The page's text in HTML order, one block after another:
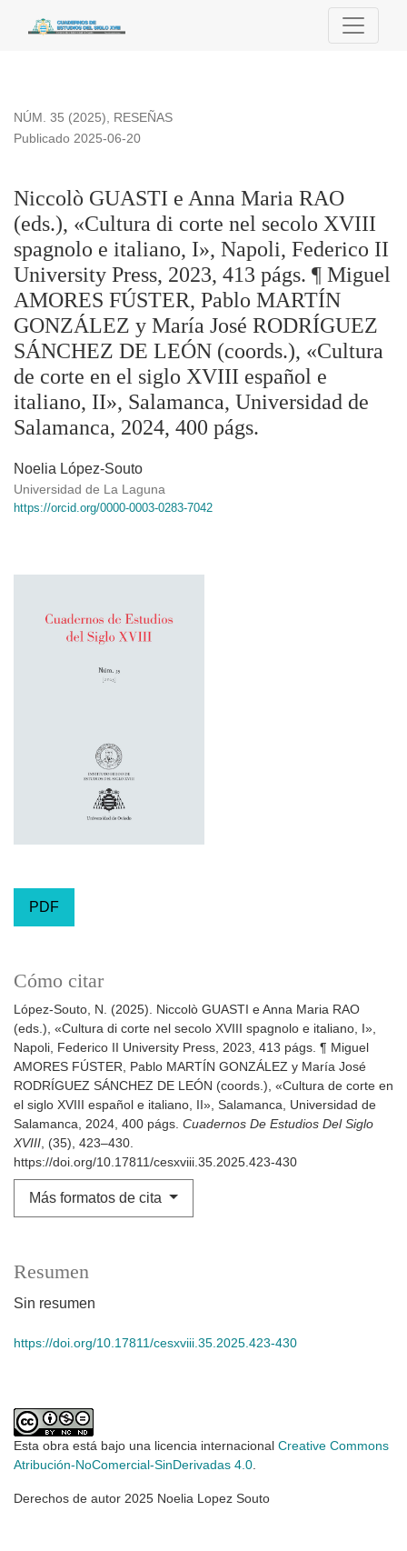
Niccolò GUASTI e Anna Maria RAO (eds.), «Cultura di
NÚM. 35 (2025), RESEÑAS
Niccolò GUASTI e Anna Maria RAO
(eds.), «Cultura di corte nel secolo XVIII
spagnolo e italiano, I», Napoli, Federico II
University Press, 2023, 413 págs. ¶ Miguel
AMORES FÚSTER, Pablo MARTÍN
GONZÁLEZ y María José RODRÍGUEZ
SÁNCHEZ DE LEÓN (coords.), «Cultura
de corte en el siglo XVIII español e
italiano, II», Salamanca, Universidad de
Salamanca, 2024, 400 págs.
Publicado 2025-06-20
Noelia López-Souto
Universidad de La Laguna
https://orcid.org/0000-0003-0283-7042
PDF
Cómo citar
López-Souto, N. (2025). Niccolò GUASTI e Anna Maria RAO
(eds.), «Cultura di corte nel secolo XVIII spagnolo e italiano, I»,
Napoli, Federico II University Press, 2023, 413 págs. ¶ Miguel
AMORES FÚSTER, Pablo MARTÍN GONZÁLEZ y María José
RODRÍGUEZ SÁNCHEZ DE LEÓN (coords.), «Cultura de corte en
el siglo XVIII español e italiano, II», Salamanca, Universidad de
Salamanca, 2024, 400 págs. Cuadernos De Estudios Del Siglo
XVIII , (35), 423–430.
https://doi.org/10.17811/cesxviii.35.2025.423-430
Más formatos de cita
Resumen
Sin resumen
https://doi.org/10.17811/cesxviii.35.2025.423-430
Esta obra está bajo una licencia internacional Creative Commons
Atribución-NoComercial-SinDerivadas 4.0
Derechos de autor 2025 Noelia Lopez Souto